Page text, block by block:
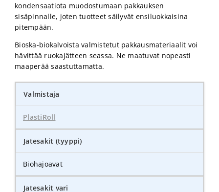
kondensaatiota muodostumaan pakkauksen
sisäpinnalle, joten tuotteet säilyvät ensiluokkaisina
pitempään.
Bioska-biokalvoista valmistetut pakkausmateriaalit voi
hävittää ruokajätteen seassa. Ne maatuvat nopeasti
maaperää saastuttamatta.
Valmistaja
PlastiRoll
Jatesakit (tyyppi)
Biohajoavat
Jatesakit vari